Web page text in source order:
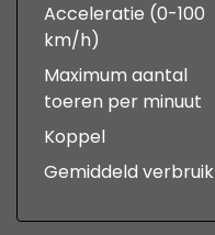
Acceleratie (0-100
km/h)
Maximum aantal
toeren per minuut
Koppel
Gemiddeld verbruik